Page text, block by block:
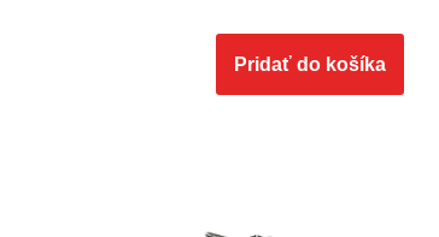
Pridať do košíka